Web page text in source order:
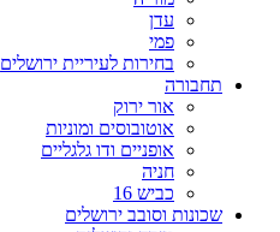
עדן
פמי
בחירות לעיריית ירושלים
תחבורה
אור ירוק
אוטובוסים ומוניות
אופניים ודו גלגליים
חניה
כביש 16
שכונות וסובב ירושלים